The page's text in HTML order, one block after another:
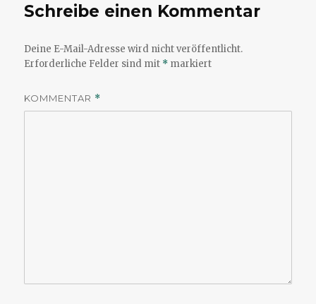
Schreibe einen Kommentar
Deine E-Mail-Adresse wird nicht veröffentlicht.
Erforderliche Felder sind mit * markiert
KOMMENTAR *